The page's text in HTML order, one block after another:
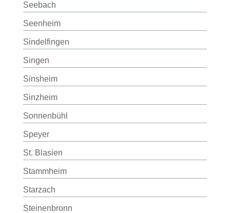
Seebach
Seenheim
Sindelfingen
Singen
Sinsheim
Sinzheim
Sonnenbühl
Speyer
St. Blasien
Stammheim
Starzach
Steinenbronn